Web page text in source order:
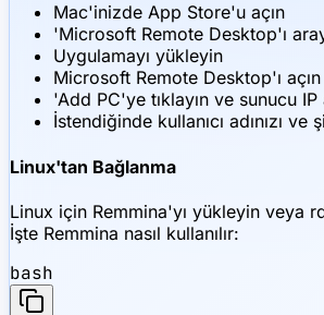
Mac'inizde App Store'u açın
'Microsoft Remote Desktop'ı
Uygulamayı yükleyin
Microsoft Remote Desktop'ı açın
'Add PC'ye tıklayın ve sunucu
İstendiğinde kullanıcı adınızı
Linux'tan Bağlanma
Linux için Remmina'yı yükleyin veya
İşte Remmina nasıl kullanılır:
bash